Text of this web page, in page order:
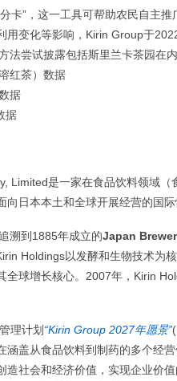
卡”，这一工具可帮助农民自主
用变化等影响，Kirin Group于
法尝试披露包括斯里兰卡茶园在
红茶）数据
据
据
Limited是一家在食品饮料领域
向日本本土和全球开展经营的国际
溯到1885年成立的Japan
Holdings以发酵和生物技术为
全球增长核心。2007年，Kirin
理计划 “Kirin Group 2027年愿景”
涵盖从食品饮料到制药的多个经
造社会和经济价值，实现企业价值